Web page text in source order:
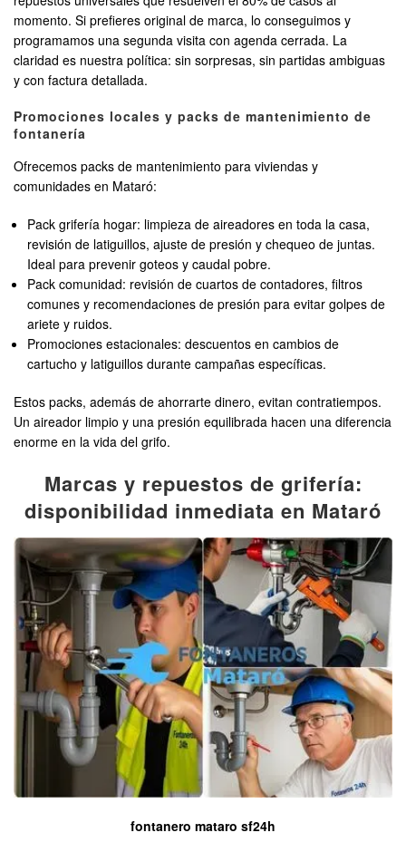
momento. Si prefieres original de marca, lo conseguimos y
programamos una segunda visita con agenda cerrada. La
claridad es nuestra política: sin sorpresas, sin partidas ambiguas
y con factura detallada.
Promociones locales y packs de mantenimiento de
fontanería
Ofrecemos packs de mantenimiento para viviendas y
comunidades en Mataró:
Pack grifería hogar: limpieza de aireadores en toda la casa,
revisión de latiguillos, ajuste de presión y chequeo de juntas.
Ideal para prevenir goteos y caudal pobre.
Pack comunidad: revisión de cuartos de contadores, filtros
comunes y recomendaciones de presión para evitar golpes de
ariete y ruidos.
Promociones estacionales: descuentos en cambios de
cartucho y latiguillos durante campañas específicas.
Estos packs, además de ahorrarte dinero, evitan contratiempos.
Un aireador limpio y una presión equilibrada hacen una diferencia
enorme en la vida del grifo.
Marcas y repuestos de grifería:
disponibilidad inmediata en Mataró
fontanero mataro sf24h